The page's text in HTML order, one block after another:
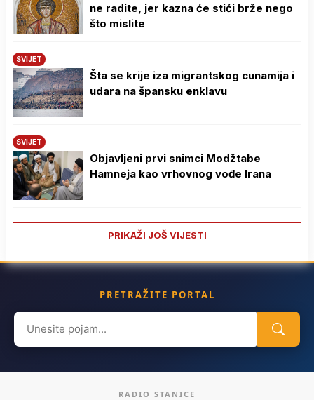
ne radite, jer kazna će stići brže nego
što mislite
SVIJET
Šta se krije iza migrantskog cunamija i
udara na špansku enklavu
SVIJET
Objavljeni prvi snimci Modžtabe
Hamneja kao vrhovnog vođe Irana
PRIKAŽI JOŠ VIJESTI
PRETRAŽITE PORTAL
Search
for:
RADIO STANICE